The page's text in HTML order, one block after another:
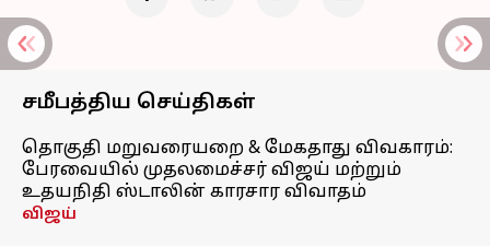
சமீபத்திய செய்திகள்
தொகுதி மறுவரையறை & மேகதாது விவகாரம்:
பேரவையில் முதலமைச்சர் விஜய் மற்றும்
உதயநிதி ஸ்டாலின் காரசார விவாதம்
விஜய்